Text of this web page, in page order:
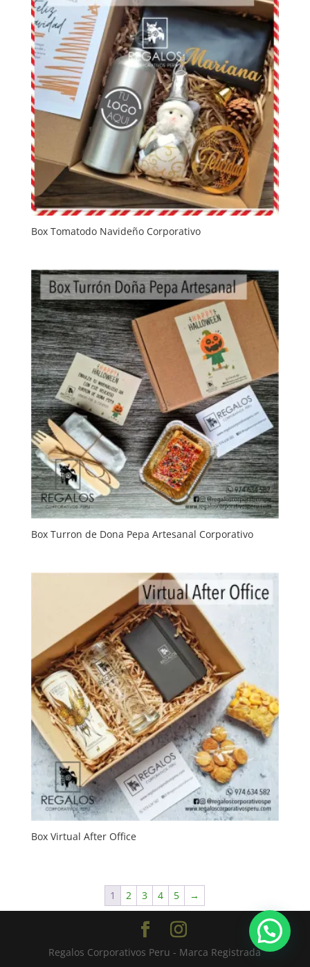
Box Tomatodo Navideño Corporativo
Box Turron de Dona Pepa Artesanal Corporativo
Box Virtual After Office
1 2 3 4 5 →
Regalos Corporativos Peru - Marca Registrada